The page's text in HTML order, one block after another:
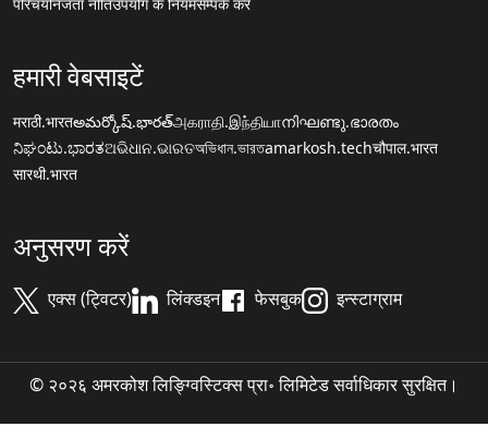
हमारी वेबसाइटें
मराठी.भारतఅమర్కోష్.భారత్அகராதி.இந்தியாനിഘണ്ടു.ഭാരതം
ನಿಘಂಟು.ಭಾರತଅଭିଧାନ.ଭାରତঅভিধান.ভারতamarkosh.techचौपाल.भारत
सारथी.भारत
अनुसरण करें
एक्स (ट्विटर) लिंक्डइन फेसबुक इन्स्टाग्राम
© २०२६ अमरकोश लिङ्ग्विस्टिक्स प्रा॰ लिमिटेड सर्वाधिकार सुरक्षित।